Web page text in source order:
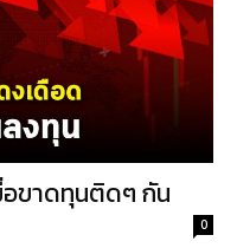
ขาดทุนติดๆ กัน
0